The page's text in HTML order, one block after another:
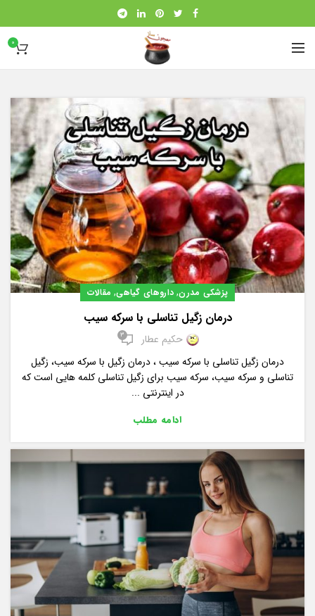
0
پزشکی مدرن, داروهای گیاهی, مقالات
درمان زگیل تناسلی با سرکه سیب
حکیم عطار 3
درمان زگیل تناسلی با سرکه سیب ، درمان زگیل با سرکه سیب، زگیل
تناسلی و سرکه سیب، سرکه سیب برای زگیل تناسلی کلمه هایی است که
در اینترنتی ...
ادامه مطلب